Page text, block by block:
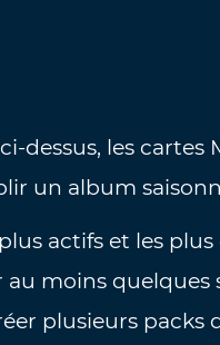
dessus, les cartes
un album
actifs et les
moins quelques
plusieurs packs